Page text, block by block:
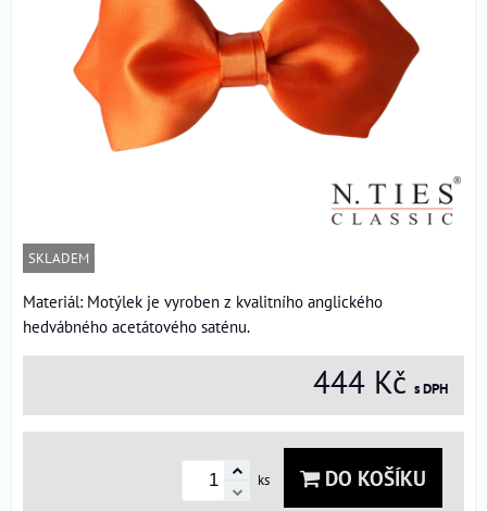
SKLADEM
Materiál: Motýlek je vyroben z kvalitního anglického
hedvábného acetátového saténu.
444 Kč s DPH
ks DO KOŠÍKU